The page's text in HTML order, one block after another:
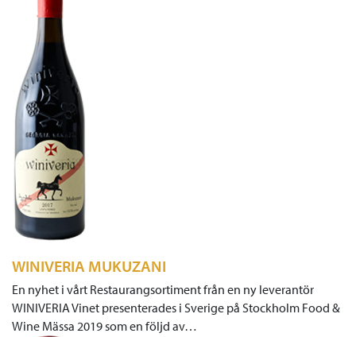
WINIVERIA MUKUZANI
En nyhet i vårt Restaurangsortiment från en ny leverantör
WINIVERIA Vinet presenterades i Sverige på Stockholm Food &
Wine Mässa 2019 som en följd av…